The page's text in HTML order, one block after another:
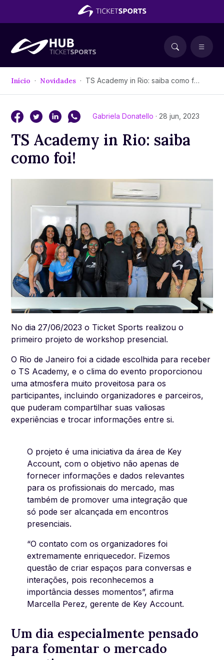
Início Novidades TS Academy in Rio: saiba como foi!
Gabriela Donatello · 28 jun, 2023
TS Academy in Rio: saiba
como foi!
No dia 27/06/2023 o Ticket Sports realizou o
primeiro projeto de workshop presencial.
O Rio de Janeiro foi a cidade escolhida para receber
o TS Academy, e o clima do evento proporcionou
uma atmosfera muito proveitosa para os
participantes, incluindo organizadores e parceiros,
que puderam compartilhar suas valiosas
experiências e trocar informações entre si.
O projeto é uma iniciativa da área de Key
Account, com o objetivo não apenas de
fornecer informações e dados relevantes
para os profissionais do mercado, mas
também de promover uma integração que
só pode ser alcançada em encontros
presenciais.
“O contato com os organizadores foi
extremamente enriquecedor. Fizemos
questão de criar espaços para conversas e
interações, pois reconhecemos a
importância desses momentos”, afirma
Marcella Perez, gerente de Key Account.
Um dia especialmente pensado
para fomentar o mercado